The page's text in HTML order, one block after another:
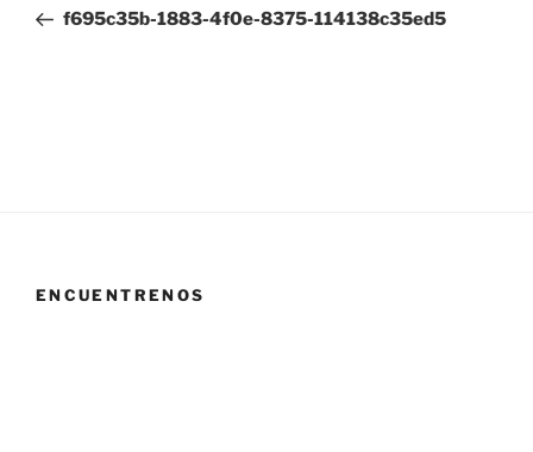
entradas
anterior:
f695c35b-1883-4f0e-8375-114138c35ed5
ENCUENTRENOS